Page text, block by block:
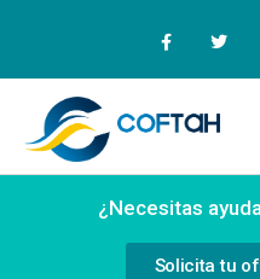
¿Necesitas
Solicita tu